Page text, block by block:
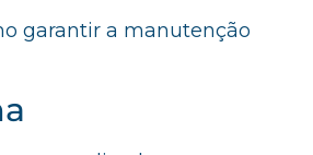
garantir a manutenção